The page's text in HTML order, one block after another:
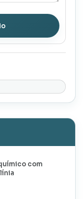
com